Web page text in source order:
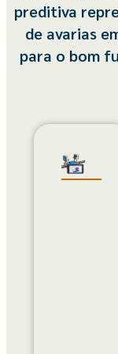
preditiva
de avarias
para o bom